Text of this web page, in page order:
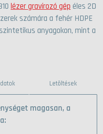
lézer gravírozó gép éles 2D
számára a fehér HDPE
anyagokon, mint a
Letöltések
magasan, a